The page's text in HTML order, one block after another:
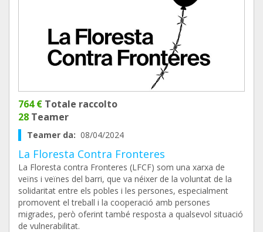
764 € Totale raccolto
28 Teamer
Teamer da: 08/04/2024
La Floresta Contra Fronteres
La Floresta contra Fronteres (LFCF) som una xarxa de
veïns i veïnes del barri, que va néixer de la voluntat de la
solidaritat entre els pobles i les persones, especialment
promovent el treball i la cooperació amb persones
migrades, però oferint també resposta a qualsevol situació
de vulnerabilitat.